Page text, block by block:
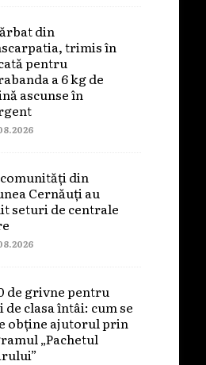
din
trimis în
pentru
a 6 kg de
ascunse în
din
Cernăuți au
seturi de centrale
de grivne pentru
de clasa întâi: cum se
obține ajutorul prin
„Pachetul